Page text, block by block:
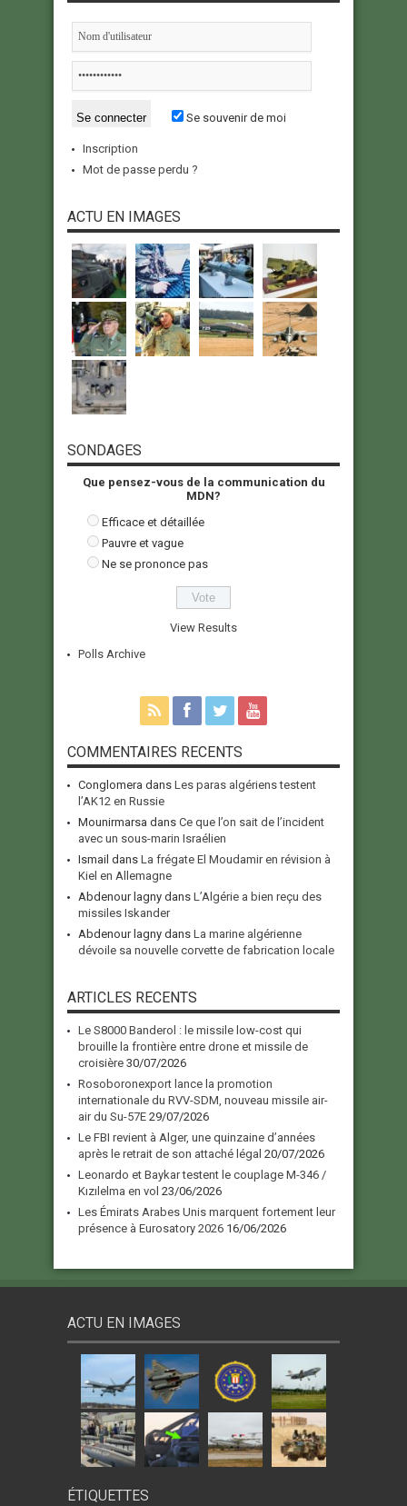
Se souvenir de moi
Inscription
Mot de passe perdu ?
ACTU EN IMAGES
SONDAGES
Que pensez-vous de la communication du
MDN?
Efficace et détaillée
Pauvre et vague
Ne se prononce pas
View Results
Polls Archive
COMMENTAIRES RECENTS
Conglomera dans Les paras algériens testent
l’AK12 en Russie
Mounirmarsa dans Ce que l’on sait de l’incident
avec un sous-marin Israélien
Ismail dans La frégate El Moudamir en révision à
Kiel en Allemagne
Abdenour lagny dans L’Algérie a bien reçu des
missiles Iskander
Abdenour lagny dans La marine algérienne
dévoile sa nouvelle corvette de fabrication locale
ARTICLES RECENTS
Le S8000 Banderol : le missile low-cost qui
brouille la frontière entre drone et missile de
croisière 30/07/2026
Rosoboronexport lance la promotion
internationale du RVV-SDM, nouveau missile air-
air du Su-57E 29/07/2026
Le FBI revient à Alger, une quinzaine d’années
après le retrait de son attaché légal 20/07/2026
Leonardo et Baykar testent le couplage M-346 /
Kızılelma en vol 23/06/2026
Les Émirats Arabes Unis marquent fortement leur
présence à Eurosatory 2026 16/06/2026
ACTU EN IMAGES
ÉTIQUETTES